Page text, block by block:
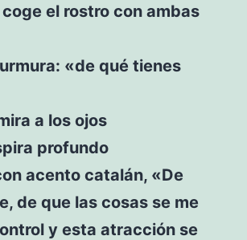
el rostro con ambas
«de qué tienes
a los ojos
profundo
acento catalán, «De
de que las cosas se me
y esta atracción se